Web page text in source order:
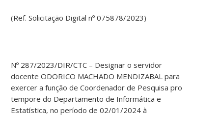
(Ref. Solicitação Digital nº 075878/2023)
Nº 287/2023/DIR/CTC – Designar o servidor
docente ODORICO MACHADO MENDIZABAL para
exercer a função de Coordenador de Pesquisa pro
tempore do Departamento de Informática e
Estatística, no período de 02/01/2024 à